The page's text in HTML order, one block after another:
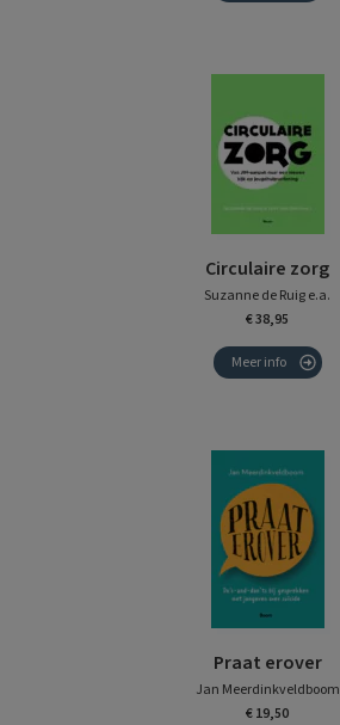
Circulaire zorg
Suzanne de Ruig e.a.
€ 38,95
Meer info
Praat erover
Jan Meerdinkveldboom
€ 19,50